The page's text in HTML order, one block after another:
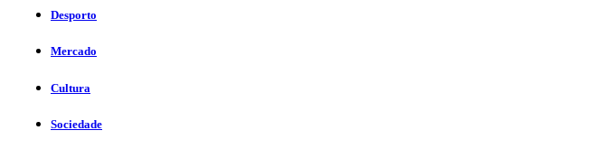
Desporto
Mercado
Cultura
Sociedade